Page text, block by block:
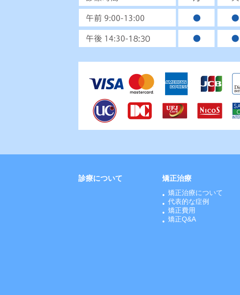
診療について 矯正治療
矯正治療について
代表的な症例
矯正費用
矯正Q&A